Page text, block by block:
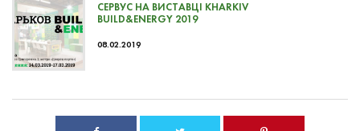
СЕРВУС НА ВИСТАВЦІ KHARKIV
BUILD&ENERGY 2019
08.02.2019